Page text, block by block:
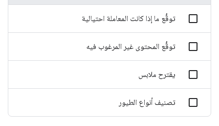
توقُّع ما إذا كانت المعاملة احتيالية
توقُّع المحتوى غير المرغوب فيه
يقترح ملابس
تصنيف أنواع الطيور